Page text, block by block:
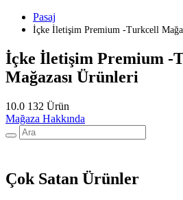
Pasaj
İçke İletişim Premium -Turkcell
İçke İletişim Premium -
Mağazası Ürünleri
10.0 132 Ürün
Mağaza Hakkında
Çok Satan Ürünler